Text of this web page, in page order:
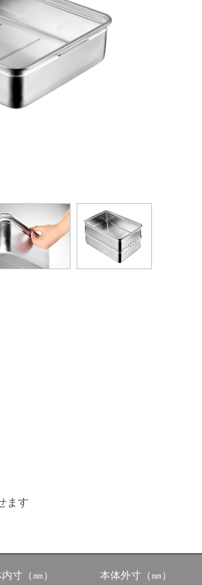
ます
寸（㎜） 本体外寸（㎜）